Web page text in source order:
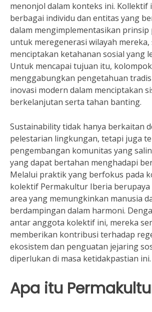
menonjol dalam konteks ini. Kollektif
berbagai individu dan entitas yang
dalam mengimplementasikan
untuk meregenerasi wilayah mereka,
menciptakan ketahanan sosial yang
Untuk mencapai tujuan itu,
menggabungkan pengetahuan
inovasi modern dalam menciptakan
berkelanjutan serta tahan banting.
Sustainability tidak hanya berkaitan
pelestarian lingkungan, tetapi juga
pengembangan komunitas yang
yang dapat bertahan menghadapi
Melalui praktik yang berfokus pada
kolektif Permakultur Iberia berupaya
area yang memungkinkan manusia
berdampingan dalam harmoni.
antar anggota kolektif ini, mereka
memberikan kontribusi terhadap
ekosistem dan penguatan jejaring
diperlukan di masa ketidakpastian ini.
Apa itu